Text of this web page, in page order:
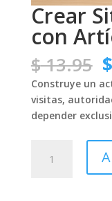
Crear
con
$13.95 El
$
Construye un
visitas,
depender
Sitio